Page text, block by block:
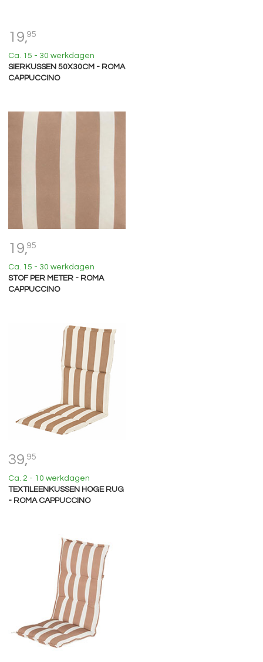
19,95
Ca. 15 - 30 werkdagen
SIERKUSSEN 50X30CM - ROMA
CAPPUCCINO
19,95
Ca. 15 - 30 werkdagen
STOF PER METER - ROMA
CAPPUCCINO
39,95
Ca. 2 - 10 werkdagen
TEXTILEENKUSSEN HOGE RUG
- ROMA CAPPUCCINO